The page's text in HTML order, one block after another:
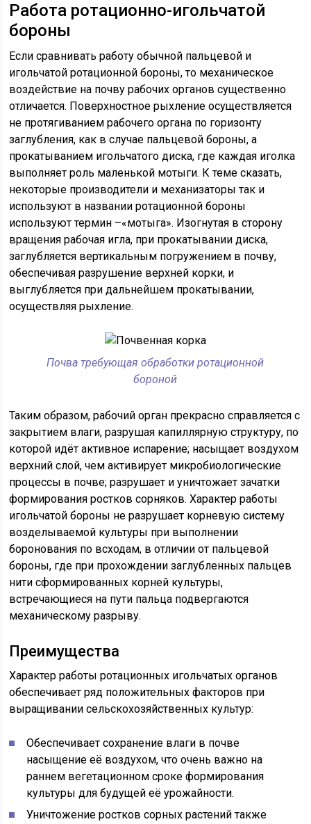
Работа ротационно-игольчатой
бороны
Если сравнивать работу обычной пальцевой и
игольчатой ротационной бороны, то механическое
воздействие на почву рабочих органов существенно
отличается. Поверхностное рыхление осуществляется
не протягиванием рабочего органа по горизонту
заглубления, как в случае пальцевой бороны, а
прокатыванием игольчатого диска, где каждая иголка
выполняет роль маленькой мотыги. К теме сказать,
некоторые производители и механизаторы так и
используют в названии ротационной бороны
используют термин –«мотыга». Изогнутая в сторону
вращения рабочая игла, при прокатывании диска,
заглубляется вертикальным погружением в почву,
обеспечивая разрушение верхней корки, и
выглубляется при дальнейшем прокатывании,
осуществляя рыхление.
Почва требующая обработки ротационной
бороной
Таким образом, рабочий орган прекрасно справляется с
закрытием влаги, разрушая капиллярную структуру, по
которой идёт активное испарение; насыщает воздухом
верхний слой, чем активирует микробиологические
процессы в почве; разрушает и уничтожает зачатки
формирования ростков сорняков. Характер работы
игольчатой бороны не разрушает корневую систему
возделываемой культуры при выполнении
боронования по всходам, в отличии от пальцевой
бороны, где при прохождении заглубленных пальцев
нити сформированных корней культуры,
встречающиеся на пути пальца подвергаются
механическому разрыву.­
Преимущества
Характер работы ротационных игольчатых органов
обеспечивает ряд положительных факторов при
выращивании сельскохозяйственных культур:
Обеспечивает сохранение влаги в почве
насыщение её воздухом, что очень важно на
раннем вегетационном сроке формирования
культуры для будущей её урожайности.
Уничтожение ростков сорных растений также